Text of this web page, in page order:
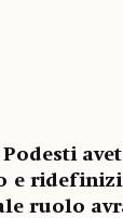
ruolo